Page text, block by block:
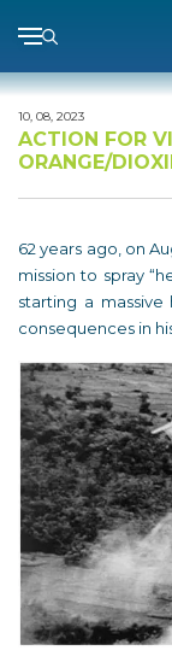
Skip
content
10, 08, 2023
ACTION FOR
ORANGE/
62 years ago, on
mission to spray
starting a
consequences in